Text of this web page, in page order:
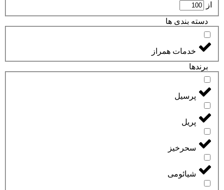
از
دسته بندی ها
خدمات همراز
برند‌ها
پرسیل
پریل
سحرخیز
شیائومی